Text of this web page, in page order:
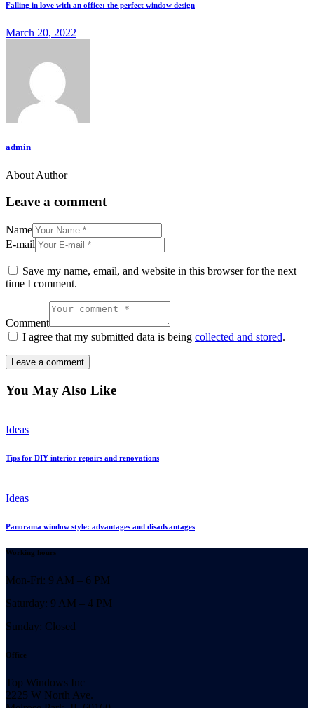
Falling in love with an office: the perfect window design
March 20, 2022
admin
About Author
Leave a comment
Name
E-mail
Save my name, email, and website in this browser for the next
time I comment.
Comment
I agree that my submitted data is being collected and stored.
You May Also Like
Ideas
Tips for DIY interior repairs and renovations
Ideas
Panorama window style: advantages and disadvantages
Working hours
Mon-Fri: 9 AM – 6 PM
Saturday: 9 AM – 4 PM
Sunday: Closed
Office
Top Windows Inc
2225 W North Ave.